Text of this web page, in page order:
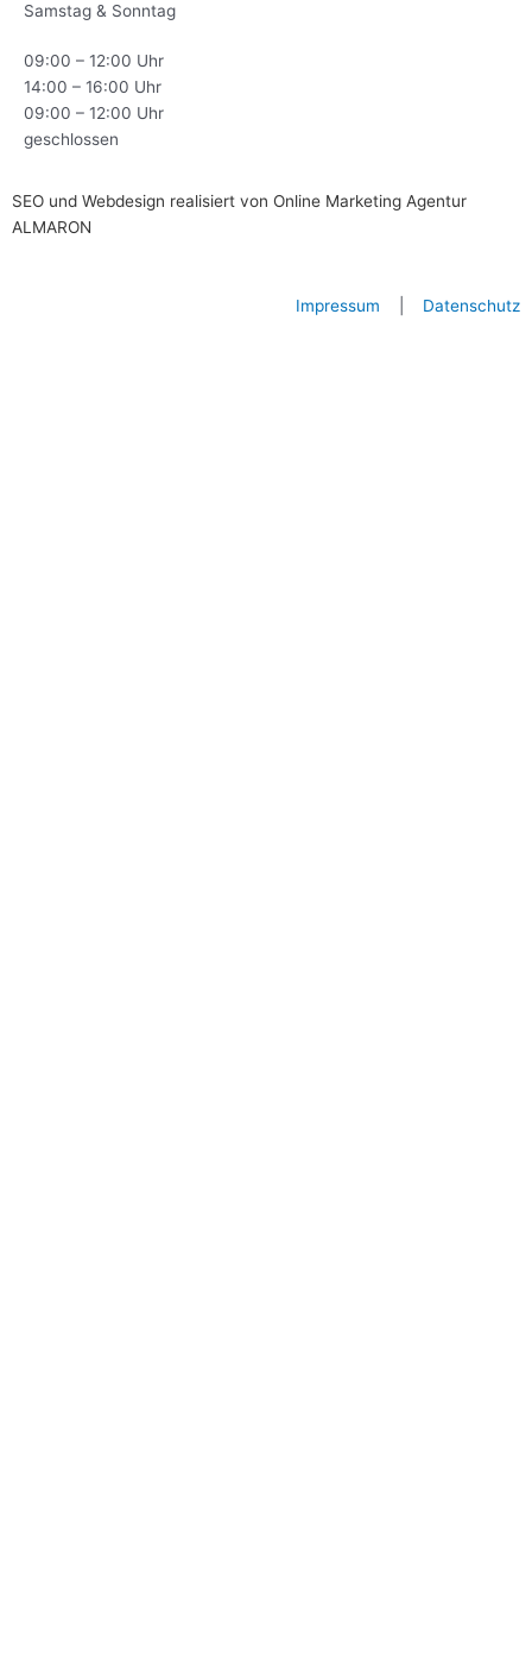
Samstag & Sonntag
09:00 – 12:00 Uhr
14:00 – 16:00 Uhr
09:00 – 12:00 Uhr
geschlossen
SEO und Webdesign realisiert von Online Marketing Agentur
ALMARON
Impressum Datenschutz